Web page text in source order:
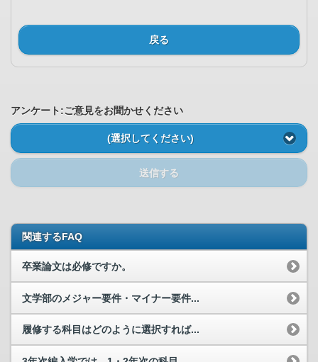
戻る
アンケート:ご意見をお聞かせください
(選択してください)
送信する
関連するFAQ
卒業論文は必修ですか。
文学部のメジャー要件・マイナー要件...
履修する科目はどのように選択すれば...